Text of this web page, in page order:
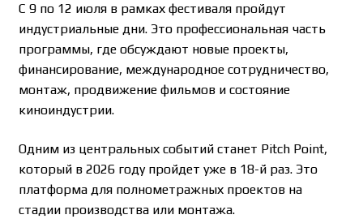
С 9 по 12 июля в рамках фестиваля пройдут
индустриальные дни. Это профессиональная часть
программы, где обсуждают новые проекты,
финансирование, международное сотрудничество,
монтаж, продвижение фильмов и состояние
киноиндустрии.
Одним из центральных событий станет Pitch Point,
который в 2026 году пройдет уже в 18-й раз. Это
платформа для полнометражных проектов на
стадии производства или монтажа.